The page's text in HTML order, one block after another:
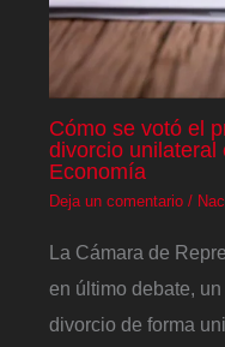
Cómo se votó el
divorcio unilateral
Economía
Deja un comentario /
La Cámara de
en último debate,
divorcio de forma